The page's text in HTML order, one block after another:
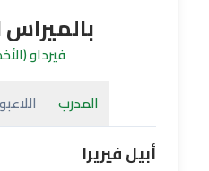
بالميراس
فيرداو
المدرب
أبيل فيريرا